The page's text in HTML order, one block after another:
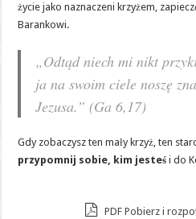
życie jako naznaczeni krzyżem,
Barankowi.
„Odtąd niech mi nikt
ja na swoim ciele noszę
Jezusa.” (Ga 6,17)
Gdy zobaczysz ten mały krzyż, ten
przypomnij sobie, kim jesteś i do
PDF Pobierz i